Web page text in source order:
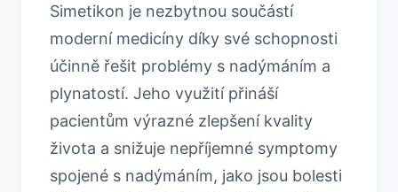
Simetikon je nezbytnou součástí
moderní medicíny díky své schopnosti
účinně řešit problémy s nadýmáním a
plynatostí. Jeho využití přináší
pacientům výrazné zlepšení kvality
života a snižuje nepříjemné symptomy
spojené s nadýmáním, jako jsou bolesti